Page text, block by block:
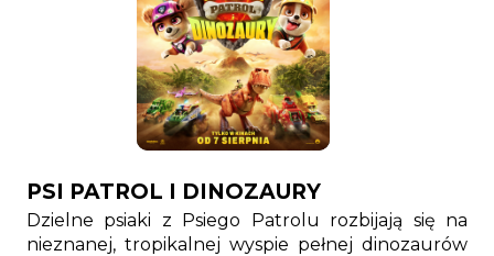
PSI PATROL I DINOZAURY
Dzielne psiaki z Psiego Patrolu rozbijają się na
nieznanej, tropikalnej wyspie pełnej dinozaurów